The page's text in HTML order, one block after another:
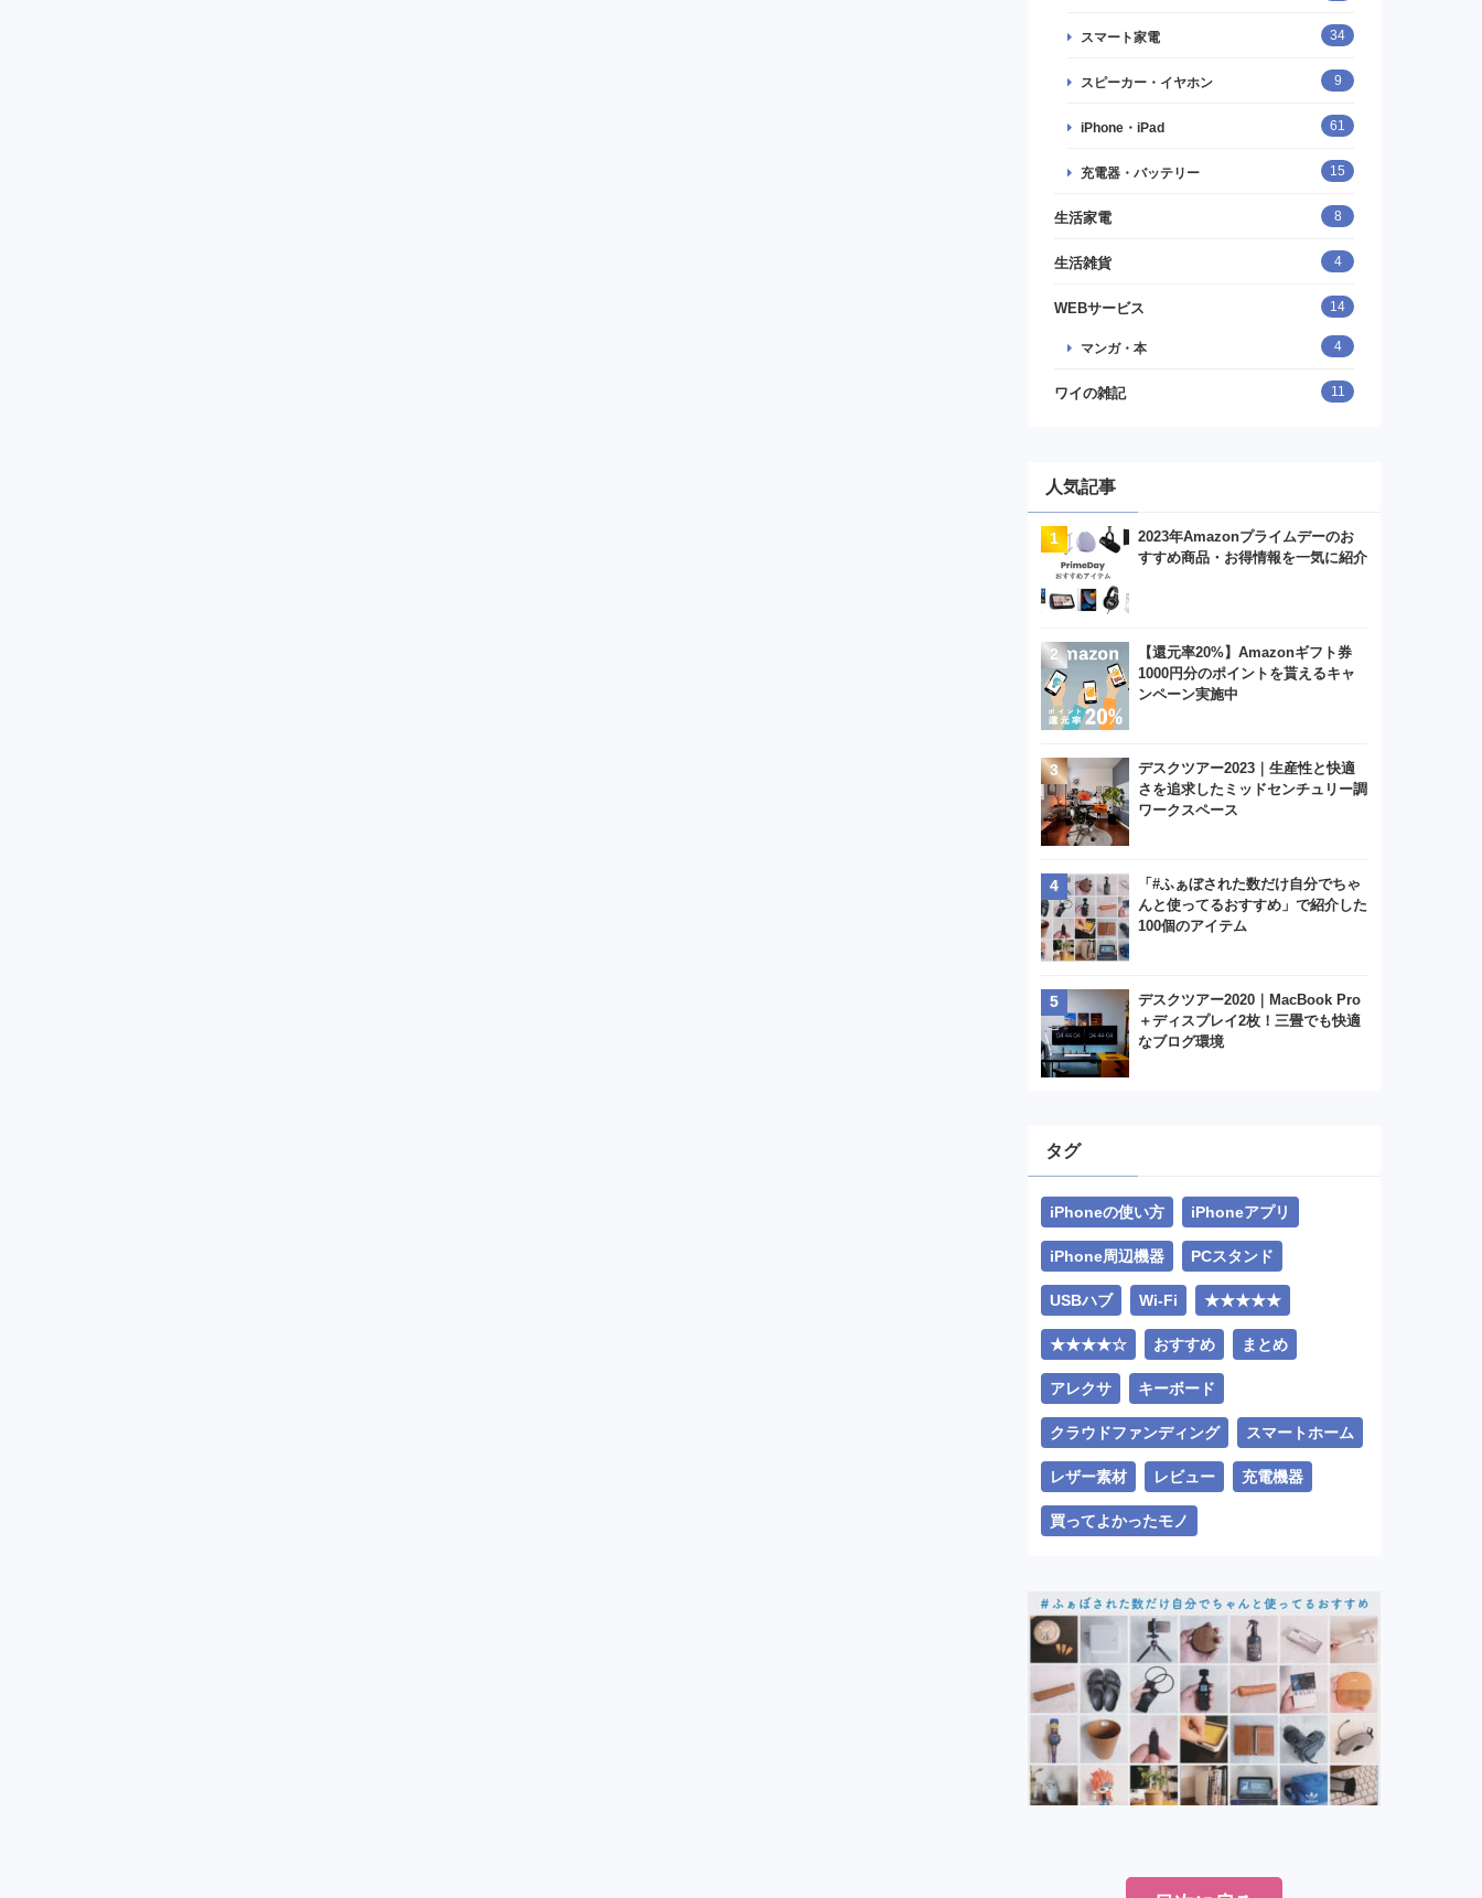
スマート家電 34
スピーカー・イヤホン 9
iPhone・iPad 61
充電器・バッテリー 15
生活家電 8
生活雑貨 4
WEBサービス 14
マンガ・本 4
ワイの雑記 11
人気記事
2023年Amazonプライムデーのお
すすめ商品・お得情報を一気に紹介
【還元率20%】Amazonギフト券
1000円分のポイントを貰えるキャ
ンペーン実施中
デスクツアー2023｜生産性と快適
さを追求したミッドセンチュリー調
ワークスペース
「#ふぁぼされた数だけ自分でちゃ
んと使ってるおすすめ」で紹介した
100個のアイテム
デスクツアー2020｜MacBook Pro
＋ディスプレイ2枚！三畳でも快適
なブログ環境
タグ
iPhoneの使い方 iPhoneアプリ
iPhone周辺機器 PCスタンド
USBハブ Wi-Fi ★★★★★
★★★★☆ おすすめ まとめ
アレクサ キーボード
クラウドファンディング スマートホーム
レザー素材 レビュー 充電機器
買ってよかったモノ